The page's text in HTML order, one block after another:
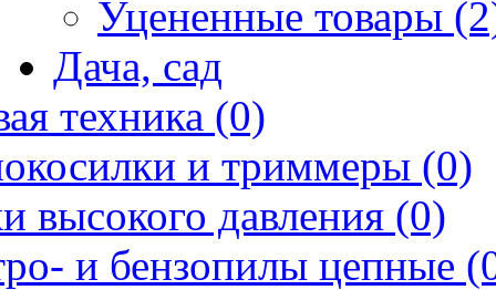
Уцененные товары
Дача, сад
техника (0)
и триммеры (0)
высокого давления (0)
и бензопилы цепные